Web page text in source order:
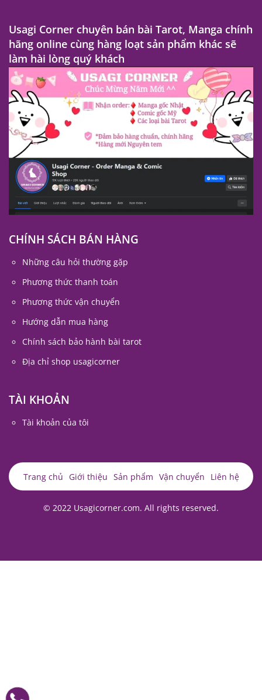
Usagi Corner chuyên bán bài Tarot, Manga chính
hãng online cùng hàng loạt sản phẩm khác sẽ
làm hài lòng quý khách
CHÍNH SÁCH BÁN HÀNG
Những câu hỏi thường gặp
Phương thức thanh toán
Phương thức vận chuyển
Hướng dẫn mua hàng
Chính sách bảo hành bài tarot
Địa chỉ shop usagicorner
TÀI KHOẢN
Tài khoản của tôi
Trang chủ Giới thiệu Sản phẩm Vận chuyển Liên hệ
© 2022 Usagicorner.com. All rights reserved.